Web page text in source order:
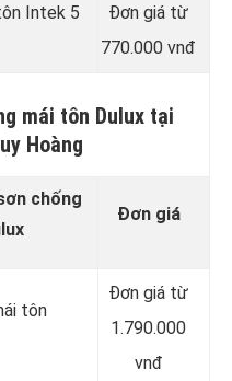
Intek 5
Đơn giá từ
770.000 vnđ
mái tôn Dulux tại
Hoàng
chống
Đơn giá
tôn
Đơn giá từ
1.790.000
vnđ